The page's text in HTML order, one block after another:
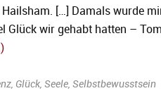
[…] Damals wurde
Glück wir gehabt hatten –
, Glück, Seele, Selbstbewusstsein